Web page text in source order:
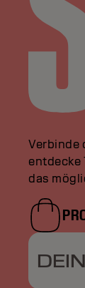
Verbinde
entdecke
das